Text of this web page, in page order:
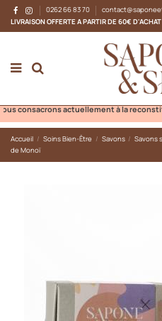
0262 66 83 70
LIVRAISON OFFERTE A PARTIR DE 60€ D'ACHAT
consacrons actuellement à la
Accueil Soins Bien-Être Savons Savons
de Monoï